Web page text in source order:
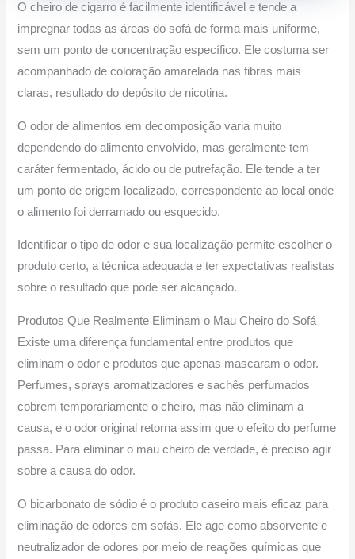
O cheiro de cigarro é facilmente identificável e tende a
impregnar todas as áreas do sofá de forma mais uniforme,
sem um ponto de concentração específico. Ele costuma ser
acompanhado de coloração amarelada nas fibras mais
claras, resultado do depósito de nicotina.
O odor de alimentos em decomposição varia muito
dependendo do alimento envolvido, mas geralmente tem
caráter fermentado, ácido ou de putrefação. Ele tende a ter
um ponto de origem localizado, correspondente ao local onde
o alimento foi derramado ou esquecido.
Identificar o tipo de odor e sua localização permite escolher o
produto certo, a técnica adequada e ter expectativas realistas
sobre o resultado que pode ser alcançado.
Produtos Que Realmente Eliminam o Mau Cheiro do Sofá
Existe uma diferença fundamental entre produtos que
eliminam o odor e produtos que apenas mascaram o odor.
Perfumes, sprays aromatizadores e sachês perfumados
cobrem temporariamente o cheiro, mas não eliminam a
causa, e o odor original retorna assim que o efeito do perfume
passa. Para eliminar o mau cheiro de verdade, é preciso agir
sobre a causa do odor.
O bicarbonato de sódio é o produto caseiro mais eficaz para
eliminação de odores em sofás. Ele age como absorvente e
neutralizador de odores por meio de reações químicas que